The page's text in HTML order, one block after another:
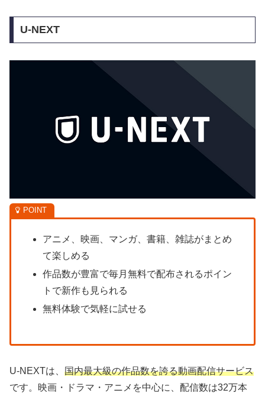
U-NEXT
アニメ、映画、マンガ、書籍、雑誌がまとめ
て楽しめる
作品数が豊富で毎月無料で配布されるポイン
トで新作も見られる
無料体験で気軽に試せる
U-NEXTは、 国内最大級の作品数を誇る動画配信サービス
です。映画・ドラマ・アニメを中心に、配信数は32万本